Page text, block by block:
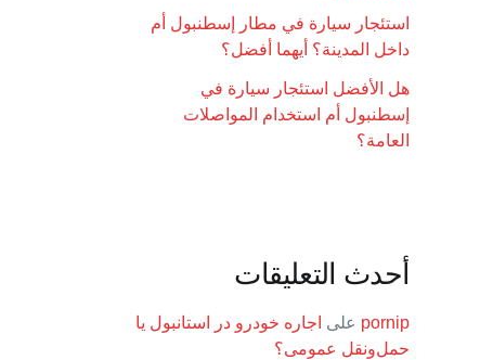
استئجار سيارة في مطار إسطنبول أم
داخل المدينة؟ أيهما أفضل؟
هل الأفضل استئجار سيارة في
إسطنبول أم استخدام المواصلات
العامة؟
أحدث التعليقات
pornip على اجاره خودرو در استانبول یا
حمل‌ونقل عمومی؟